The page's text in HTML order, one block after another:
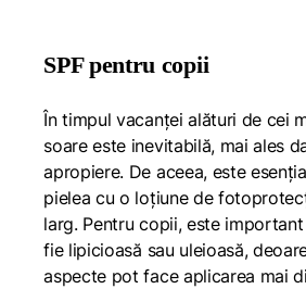
SPF pentru copii
În timpul vacanței alături de cei
soare este inevitabilă, mai ales
apropiere. De aceea, este
pielea cu o loțiune de
larg. Pentru copii, este
fie lipicioasă sau uleioasă,
aspecte pot face aplicarea mai